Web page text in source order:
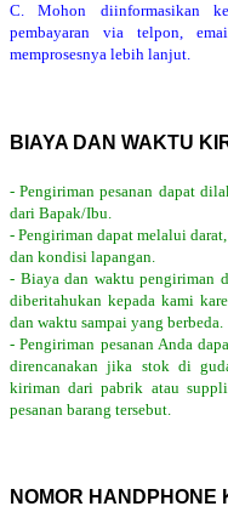
C. Mohon diinformasikan
pembayaran via telpon,
memprosesnya lebih lanjut.
BIAYA DAN WAKTU
- Pengiriman pesanan dapat
dari Bapak/Ibu.
- Pengiriman dapat melalui
dan kondisi lapangan.
- Biaya dan waktu pengiriman
diberitahukan kepada kami
dan waktu sampai yang berbeda.
- Pengiriman pesanan Anda
direncanakan jika stok di
kiriman dari pabrik atau
pesanan barang tersebut.
NOMOR HANDPHONE